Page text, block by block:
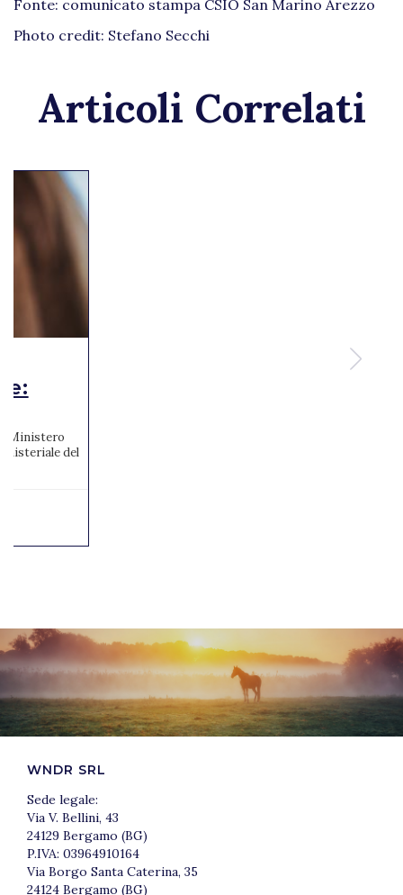
Fonte: comunicato stampa CSIO San Marino Arezzo
Photo credit: Stefano Secchi
Articoli Correlati
Ministero
del
WNDR SRL
Sede legale:
Via V. Bellini, 43
24129 Bergamo (BG)
P.IVA: 03964910164
Via Borgo Santa Caterina, 35
24124 Bergamo (BG)